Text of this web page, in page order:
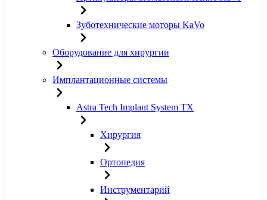
Зуботехнические моторы KaVo
Оборудование для хирургии
Имплантационные системы
Astra Tech Implant System TX
Хирургия
Ортопедия
Инструментарий